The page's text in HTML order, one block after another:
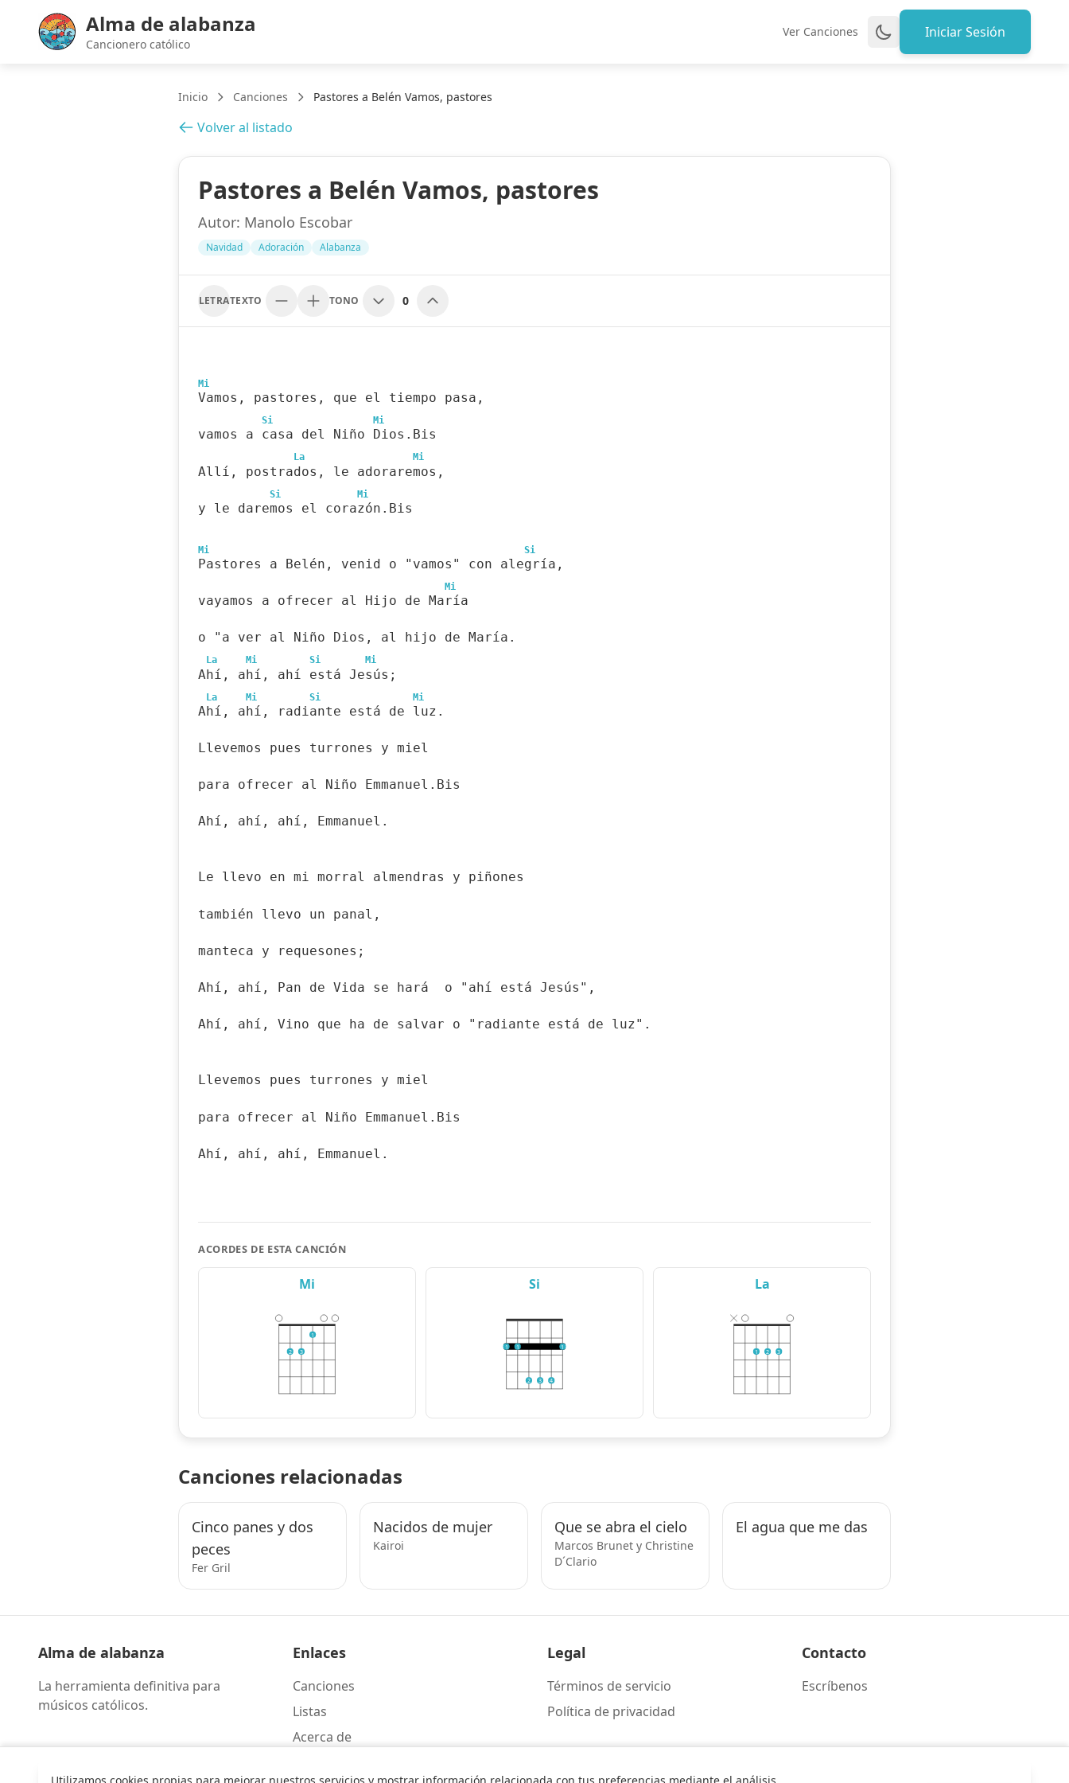
Alma de alabanza
Cancionero católico
Ver Canciones Iniciar Sesión
Inicio Canciones Pastores a Belén Vamos, pastores
Volver al listado
Pastores a Belén Vamos, pastores
Autor: Manolo Escobar
Navidad Adoración Alabanza
LETRATEXTO TONO 0
Mi
Vamos, pastores, que el tiempo pasa,
Si Mi
vamos a casa del Niño Dios.Bis
La Mi
Allí, postrados, le adoraremos,
Si Mi
y le daremos el corazón.Bis
Mi Si
Pastores a Belén, venid o "vamos" con alegría,
Mi
vayamos a ofrecer al Hijo de María
o "a ver al Niño Dios, al hijo de María.
La Mi Si Mi
Ahí, ahí, ahí está Jesús;
La Mi Si Mi
Ahí, ahí, radiante está de luz.
Llevemos pues turrones y miel
para ofrecer al Niño Emmanuel.Bis
Ahí, ahí, ahí, Emmanuel.
Le llevo en mi morral almendras y piñones
también llevo un panal,
manteca y requesones;
Ahí, ahí, Pan de Vida se hará  o "ahí está Jesús",
Ahí, ahí, Vino que ha de salvar o "radiante está de luz".
Llevemos pues turrones y miel
para ofrecer al Niño Emmanuel.Bis
Ahí, ahí, ahí, Emmanuel.
ACORDES DE ESTA CANCIÓN
Mi
2 3
1
Si
1 1
2 3 4
1
La
1 2 3
Canciones relacionadas
Cinco panes y dos
peces
Fer Gril
Nacidos de mujer
Kairoi
Que se abra el cielo
Marcos Brunet y Christine
D´Clario
El agua que me das
Alma de alabanza
La herramienta definitiva para
músicos católicos.
Enlaces
Canciones
Listas
Acerca de
Legal
Términos de servicio
Política de privacidad
Contacto
Escríbenos